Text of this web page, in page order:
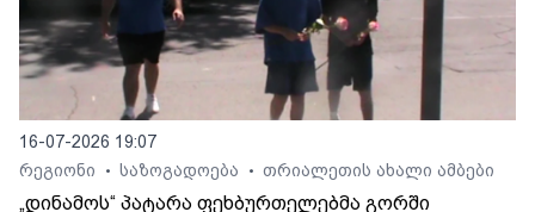
16-07-2026 19:07
რეგიონი
• საზოგადოება • თრიალეთის ახალი ამბები
„დინამოს“ პატარა ფეხბურთელებმა გორში